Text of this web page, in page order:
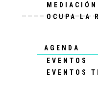
OCUPA LA
AGENDA
EVENTOS
EVENTOS